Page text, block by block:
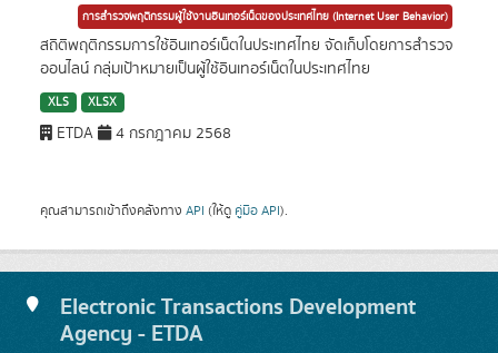
การสำรวจพฤติกรรมผู้ใช้งานอินเทอร์เน็ตของประเทศไทย (Internet User Behavior)
สถิติพฤติกรรมการใช้อินเทอร์เน็ตในประเทศไทย จัดเก็บโดยการสำรวจ
ออนไลน์ กลุ่มเป้าหมายเป็นผู้ใช้อินเทอร์เน็ตในประเทศไทย
XLS XLSX
ETDA 4 กรกฎาคม 2568
คุณสามารถเข้าถึงคลังทาง API (ให้ดู คู่มือ API).
Electronic Transactions Development
Agency - ETDA